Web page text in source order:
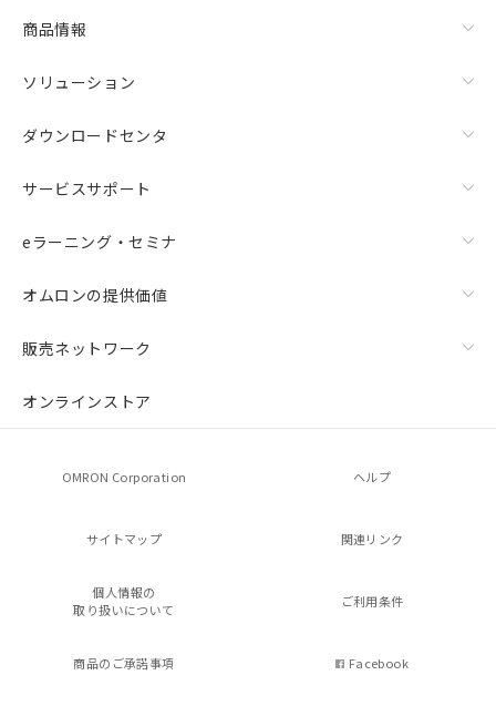
商品情報
ソリューション
ダウンロードセンタ
サービスサポート
eラーニング・セミナ
オムロンの提供価値
販売ネットワーク
オンラインストア
OMRON Corporation ヘルプ
サイトマップ 関連リンク
個人情報の
取り扱いについて
ご利用条件
商品のご承諾事項 Facebook